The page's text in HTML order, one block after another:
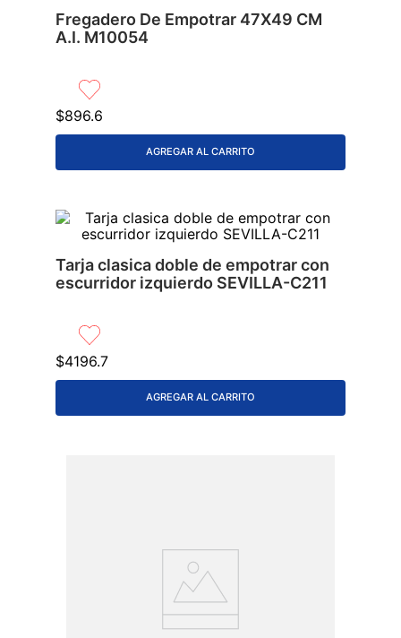
Fregadero De Empotrar 47X49 CM
A.I. M10054
$896.6
AGREGAR AL CARRITO
Tarja clasica doble de empotrar con
escurridor izquierdo SEVILLA-C211
$4196.7
AGREGAR AL CARRITO
wc
7.
wpc
10. azulejos